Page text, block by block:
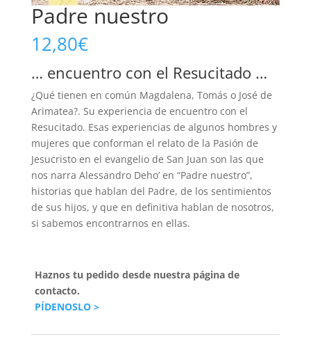
Padre nuestro
12,80€
… encuentro con el Resucitado …
¿Qué tienen en común Magdalena, Tomás o José de
Arimatea?. Su experiencia de encuentro con el
Resucitado. Esas experiencias de algunos hombres y
mujeres que conforman el relato de la Pasión de
Jesucristo en el evangelio de San Juan son las que
nos narra Alessandro Deho’ en “Padre nuestro”,
historias que hablan del Padre, de los sentimientos
de sus hijos, y que en definitiva hablan de nosotros,
si sabemos encontrarnos en ellas.
Haznos tu pedido desde nuestra página de
contacto.
PÍDENOSLO >